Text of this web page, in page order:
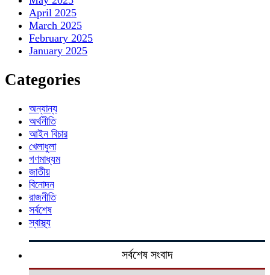
April 2025
March 2025
February 2025
January 2025
Categories
অন্যান্য
অর্থনীতি
আইন বিচার
খেলাধুলা
গণমাধ্যম
জাতীয়
বিনোদন
রাজনীতি
সর্বশেষ
স্বাস্থ্য
সর্বশেষ সংবাদ